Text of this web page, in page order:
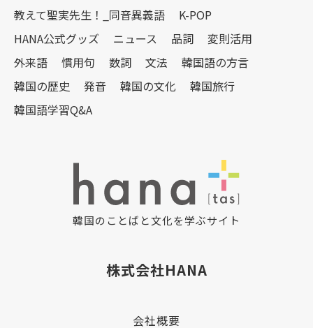
教えて聖実先生！_同音異義語
K-POP
HANA公式グッズ
ニュース 品詞
変則活用
外来語
慣用句 数詞 文法
韓国語の方言
韓国の歴史
発音 韓国の文化
韓国旅行
韓国語学習Q&A
韓国のことばと文化を学ぶサイト
株式会社HANA
会社概要